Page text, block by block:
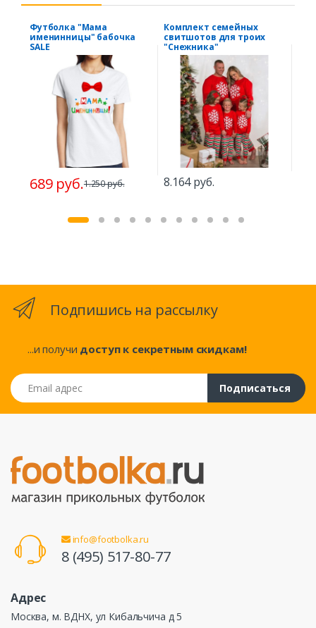
Футболка "Мама
именинницы" бабочка
SALE
689 руб.1.250 руб.
Комплект семейных
свитшотов для троих
"Снежника"
8.164 руб.
Подпишись на рассылку
...и получи доступ к секретным скидкам!
Email адрес
Подписаться
info@footbolka.ru
8 (495) 517-80-77
Адрес
Москва, м. ВДНХ, ул Кибальчича д 5